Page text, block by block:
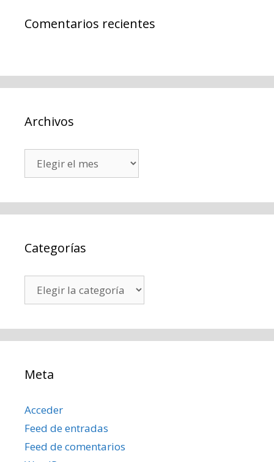
Comentarios recientes
Archivos
Categorías
Meta
Acceder
Feed de entradas
Feed de comentarios